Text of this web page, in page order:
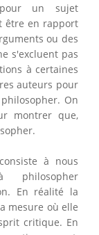
un sujet
être en rapport
ou des
s'excluent pas
à certaines
auteurs pour
On
montrer que,
à nous
philosopher
En réalité la
mesure où elle
critique. En